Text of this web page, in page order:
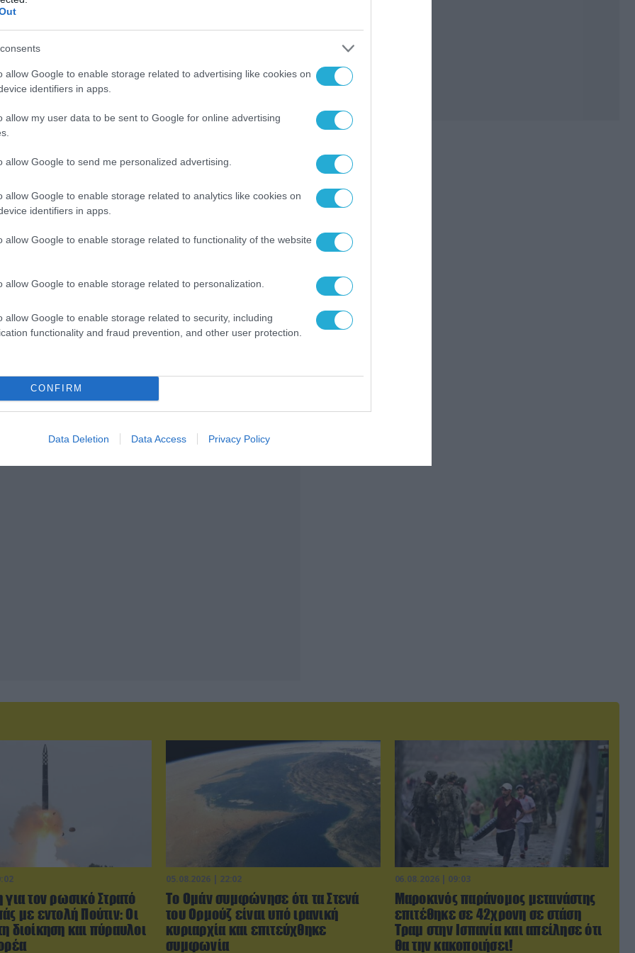
allow Google to enable storage related to advertising like cookies on
identifiers in apps.
allow my user data to be sent to Google for online advertising
allow Google to send me personalized advertising.
allow Google to enable storage related to analytics like cookies on
identifiers in apps.
allow Google to enable storage related to functionality of the website
allow Google to enable storage related to personalization.
allow Google to enable storage related to security, including
functionality and fraud prevention, and other user protection.
CONFIRM
Data Deletion Data Access Privacy Policy
ΑΡΘΡΟ
για τον ρωσικό Στρατό
με εντολή Πούτιν: Οι
διοίκηση και πύραυλοι
05.08.2026 | 22:02
Το Ομάν συμφώνησε ότι τα Στενά
του Ορμούζ είναι υπό ιρανική
κυριαρχία και επιτεύχθηκε
συμφωνία
06.08.2026 | 09:03
Μαροκινός παράνομος μετανάστης
επιτέθηκε σε 42χρονη σε στάση
Τραμ στην Ισπανία και απείλησε ότι
θα την κακοποιήσει!